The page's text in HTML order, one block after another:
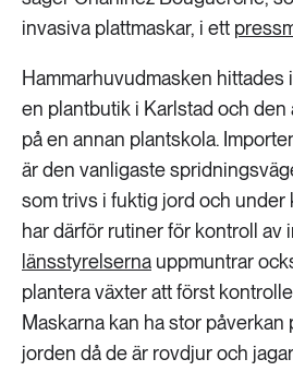
invasiva plattmaskar, i ett
Hammarhuvudmasken hittades
en plantbutik i Karlstad och den
på en annan plantskola.
är den vanligaste
som trivs i fuktig jord och under
har därför rutiner för kontroll av
länsstyrelserna uppmuntrar
plantera växter att först
Maskarna kan ha stor påverkan
jorden då de är rovdjur och